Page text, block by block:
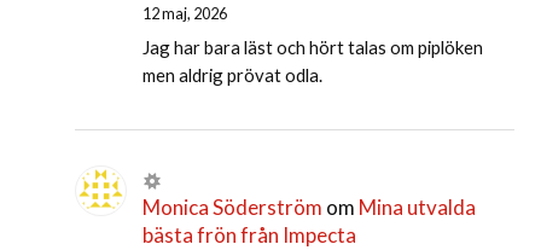
12 maj, 2026
Jag har bara läst och hört talas om piplöken
men aldrig prövat odla.
Monica Söderström om Mina utvalda
bästa frön från Impecta